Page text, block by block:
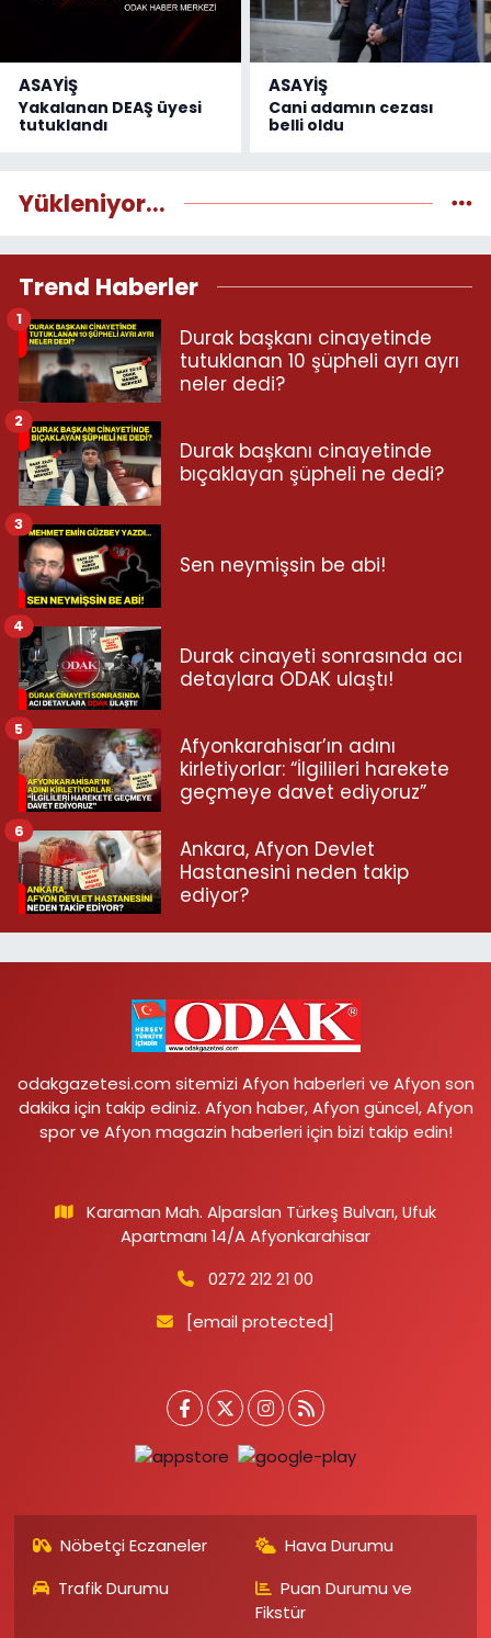
ASAYİŞ
Yakalanan DEAŞ üyesi
tutuklandı
ASAYİŞ
Cani adamın cezası
belli oldu
Yükleniyor...
Trend Haberler
Durak başkanı cinayetinde
tutuklanan 10 şüpheli ayrı ayrı
neler dedi?
1
Durak başkanı cinayetinde
bıçaklayan şüpheli ne dedi?
2
Sen neymişsin be abi!
3
Durak cinayeti sonrasında acı
detaylara ODAK ulaştı!
4
Afyonkarahisar’ın adını
kirletiyorlar: “İlgilileri harekete
geçmeye davet ediyoruz”
5
Ankara, Afyon Devlet
Hastanesini neden takip
ediyor?
6
odakgazetesi.com sitemizi Afyon haberleri ve Afyon son
dakika için takip ediniz. Afyon haber, Afyon güncel, Afyon
spor ve Afyon magazin haberleri için bizi takip edin!
Karaman Mah. Alparslan Türkeş Bulvarı, Ufuk
Apartmanı 14/A Afyonkarahisar
0272 212 21 00
[email protected]
Nöbetçi Eczaneler
Hava Durumu
Trafik Durumu
Puan Durumu ve
Fikstür